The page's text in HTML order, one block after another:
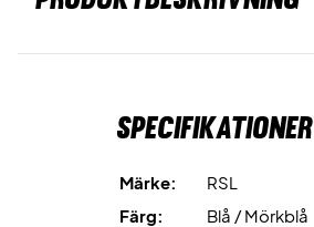
Specifikationer
Märke:
RSL
Färg:
Blå / Mörkblå